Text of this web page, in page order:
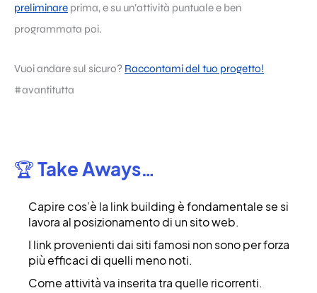
preliminare prima, e su un’attività puntuale e ben
programmata poi.
Vuoi andare sul sicuro? Raccontami del tuo progetto!
#avantitutta
🏆 Take Aways…
Capire cos’è la link building è fondamentale se si
lavora al posizionamento di un sito web.
I link provenienti dai siti famosi non sono per forza
più efficaci di quelli meno noti.
Come attività va inserita tra quelle ricorrenti.